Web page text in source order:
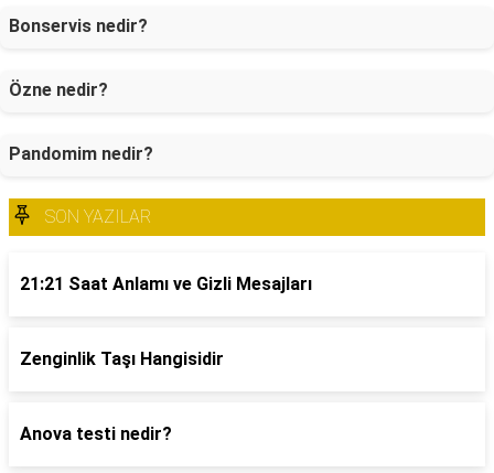
Bonservis nedir?
Özne nedir?
Pandomim nedir?
SON YAZILAR
21:21 Saat Anlamı ve Gizli Mesajları
Zenginlik Taşı Hangisidir
Anova testi nedir?